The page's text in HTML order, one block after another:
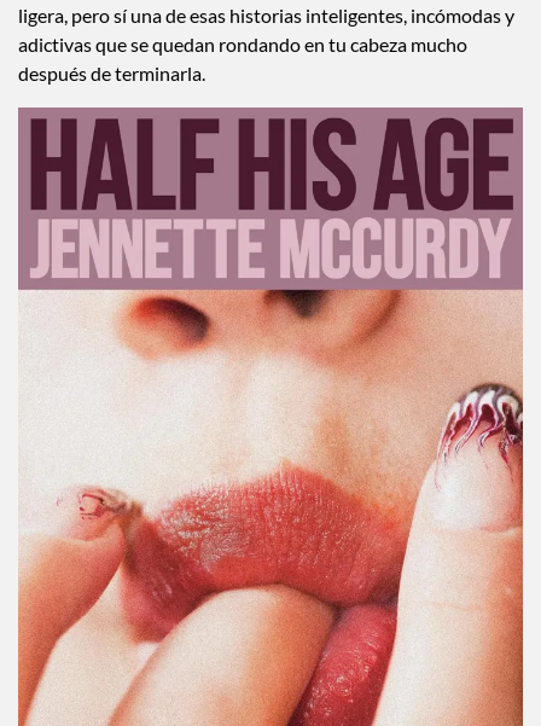
ligera, pero sí una de esas historias inteligentes, incómodas y
adictivas que se quedan rondando en tu cabeza mucho
después de terminarla.